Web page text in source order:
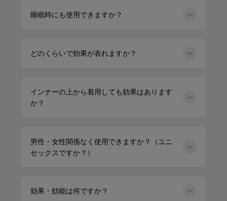
睡眠時にも使用できますか？
どのくらいで効果が表れますか？
インナーの上から着用しても効果はあります
か？
男性・女性関係なく使用できますか？（ユニ
セックスですか？）
効果・効能は何ですか？